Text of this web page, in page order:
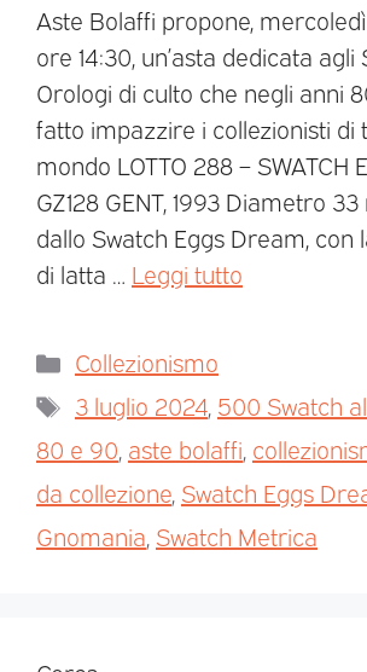
Aste Bolaffi propone,
ore 14:30, un’asta dedicata agli
Orologi di culto che negli anni
fatto impazzire i collezionisti di
mondo LOTTO 288 – SWATCH
GZ128 GENT, 1993 Diametro
dallo Swatch Eggs Dream, con
di latta … Leggi tutto
Collezionismo
3 luglio 2024, 500 Swatch
80 e 90, aste bolaffi,
da collezione, Swatch Eggs
Gnomania, Swatch Metrica